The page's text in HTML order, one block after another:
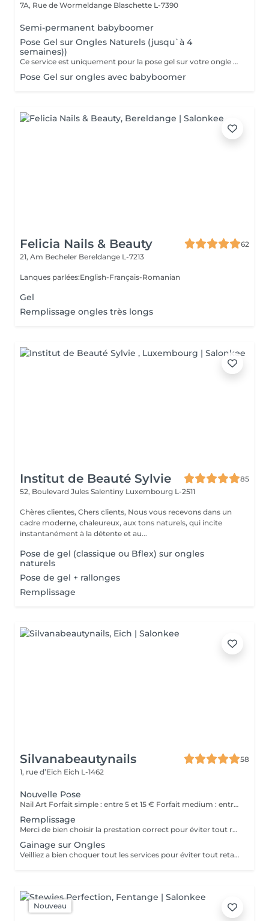
7A, Rue de Wormeldange Blaschette L-7390
Semi-permanent babyboomer
Pose Gel sur Ongles Naturels (jusqu`à 4
semaines))
Ce service est uniquement pour la pose gel sur votre ongle naturel !!!
Pose Gel sur ongles avec babyboomer
Felicia Nails & Beauty
62
21, Am Becheler Bereldange L-7213
Lanques parlées:English-Français-Romanian
Gel
Remplissage ongles très longs
Institut de Beauté Sylvie
85
52, Boulevard Jules Salentiny Luxembourg L-2511
Chères clientes, Chers clients, Nous vous recevons dans un
cadre moderne, chaleureux, aux tons naturels, qui incite
instantanément à la détente et au...
Pose de gel (classique ou Bflex) sur ongles
naturels
Pose de gel + rallonges
Remplissage
Silvanabeautynails
58
1, rue d’Eich Eich L-1462
Nouvelle Pose
Nail Art Forfait simple : entre 5 et 15 € Forfait medium : entre 15 et 30€ Forfait complexe : à partir de 30€
Remplissage
Merci de bien choisir la prestation correct pour éviter tout retard. Nail Art Forfait simple : entre 5 et 15 € Forfait medium : entre 15 et 30€ Forfait complexe : à partir de 30€
Gainage sur Ongles
Veilliez a bien choquer tout les services pour éviter tout retard Nail Art Forfait simple : entre 5 et 15 € Forfait medium : entre 15 et 30€ Forfait complexe : à partir de 30€
Nouveau